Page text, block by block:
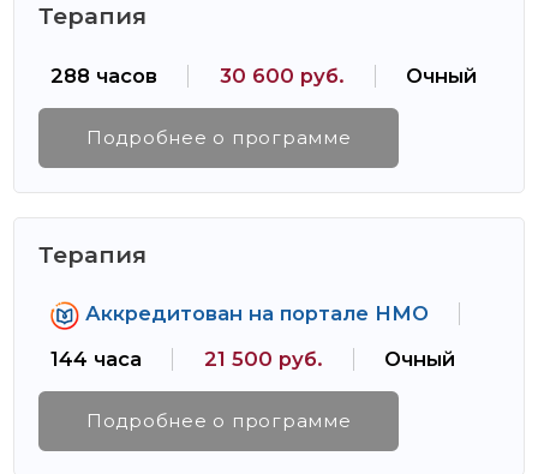
Терапия
288 часов 30 600 руб. Очный
Подробнее о программе
Терапия
Аккредитован на портале НМО
144 часа
21 500 руб. Очный
Подробнее о программе